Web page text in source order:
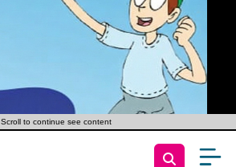
Scroll to continue see content